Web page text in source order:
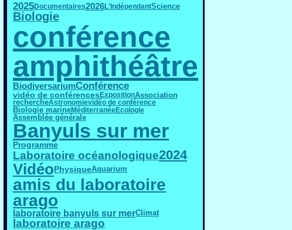
2025Documentaires2026L'IndépendantScience
Biologie
conférence
amphithéâtre
BiodiversariumConférence
vidéo de conférences ExpositionAssociation
rechercheAstronomievidéo de conférence
Biologie marineMéditerranéeEcologie
Assemblée générale
Banyuls sur mer
Programme
Laboratoire océanologique2024
VidéoPhysiqueAquarium
amis du laboratoire
arago
laboratoire banyuls sur merClimat
laboratoire arago